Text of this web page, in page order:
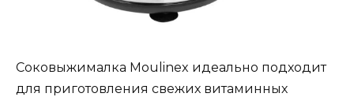
Соковыжималка Moulinex идеально подходит
для приготовления свежих витаминных